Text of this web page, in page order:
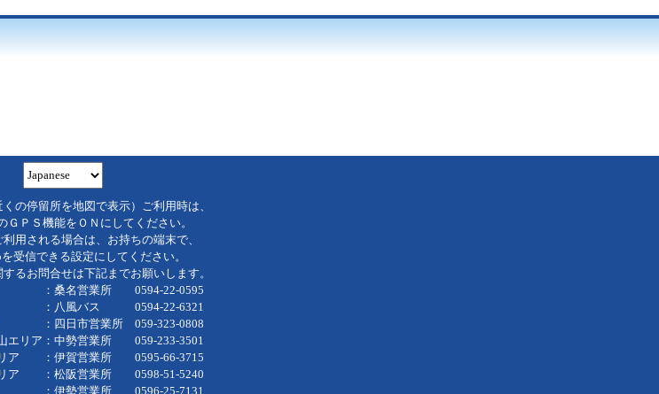
の停留所を地図で表示）ご利用時は、
ＰＳ機能をＯＮにしてください。
用される場合は、お持ちの端末で、
受信できる設定にしてください。
るお問合せは下記までお願いします。
：桑名営業所 0594-22-0595
ス 0594-22-6321
：四日市営業所 059-323-0808
エリア：中勢営業所 059-233-3501
ア ：伊賀営業所 0595-66-3715
ア ：松阪営業所 0598-51-5240
：伊勢営業所 0596-25-7131